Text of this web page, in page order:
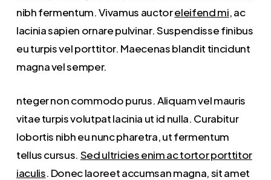
nibh fermentum. Vivamus auctoreleifend mi, ac
lacinia sapien ornare pulvinar. Suspendisse finibus
eu turpis vel porttitor. Maecenas blandit tincidunt
magna vel semper.
nteger non commodo purus. Aliquam vel mauris
vitae turpis volutpat lacinia ut id nulla. Curabitur
lobortis nibh eu nunc pharetra, ut fermentum
tellus cursus. Sed ultricies enim ac tortor porttitor
iaculis. Donec laoreet accumsan magna, sit amet